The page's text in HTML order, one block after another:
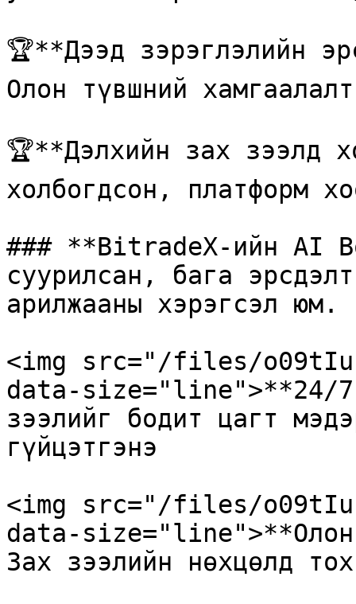
🏆**Дээд зэрэглэлийн
Олон түвшний
🏆**Дэлхийн зах зээлд
холбогдсон, платформ
### **BitradeX-ийн AI
суурилсан, бага
арилжааны хэрэгсэл юм.
<img src="/files/
data-size="line">**24/7
зээлийг бодит цагт
гүйцэтгэнэ
<img src="/files/
data-size="line">**Олон
Зах зээлийн нөхцөлд